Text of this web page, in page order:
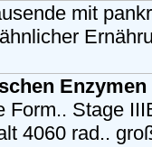
mit
Form.. Stage
4060 rad..